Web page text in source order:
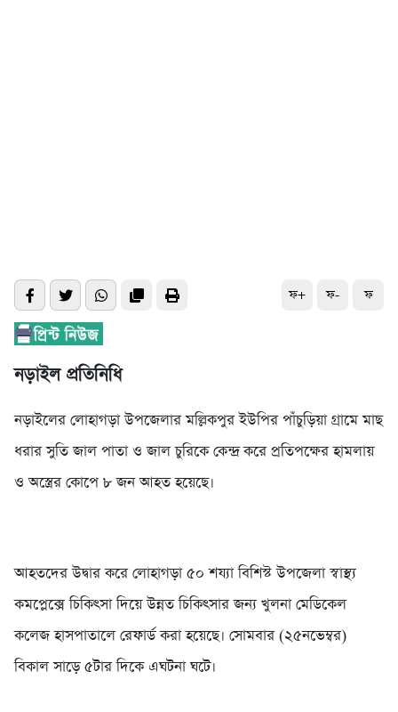
ফ+ ফ- ফ
নড়াইল প্রতিনিধি
নড়াইলের লোহাগড়া উপজেলার মল্লিকপুর ইউপির পাঁচুড়িয়া গ্রামে মাছ
ধরার সুতি জাল পাতা ও জাল চুরিকে কেন্দ্র করে প্রতিপক্ষের হামলায়
ও অস্ত্রের কোপে ৮ জন আহত হয়েছে।
আহতদের উদ্বার করে লোহাগড়া ৫০ শয্যা বিশিস্ট উপজেলা স্বাস্থ্য
কমপ্লেক্সে চিকিৎসা দিয়ে উন্নত চিকিৎসার জন্য খুলনা মেডিকেল
কলেজ হাসপাতালে রেফার্ড করা হয়েছে। সোমবার (২৫নভেম্বর)
বিকাল সাড়ে ৫টার দিকে এঘটনা ঘটে।